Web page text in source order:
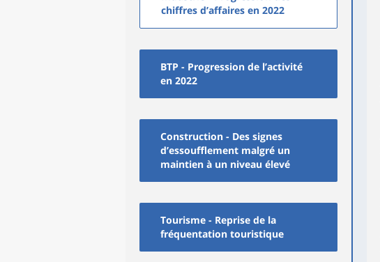
chiffres d’affaires en 2022
BTP - Progression de l’activité
en 2022
Construction - Des signes
d’essoufflement malgré un
maintien à un niveau élevé
Tourisme - Reprise de la
fréquentation touristique